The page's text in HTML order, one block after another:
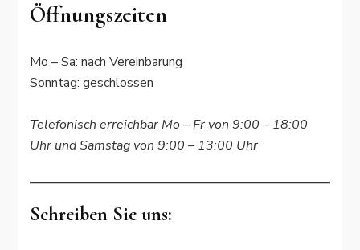
Öffnungszeiten
Mo – Sa: nach Vereinbarung
Sonntag: geschlossen
Telefonisch erreichbar Mo – Fr von 9:00 – 18:00
Uhr und Samstag von 9:00 – 13:00 Uhr
Schreiben Sie uns: